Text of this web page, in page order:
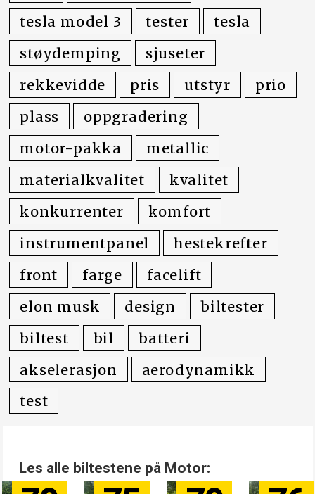
tesla model 3
tester
tesla
støydemping
sjuseter
rekkevidde
pris utstyr
prio
plass
oppgradering
motor-pakka
metallic
materialkvalitet
kvalitet
konkurrenter
komfort
instrumentpanel
hestekrefter
front
farge
facelift
elon musk
design
biltester
biltest
bil
batteri
akselerasjon
aerodynamikk
test
Les alle biltestene på Motor: